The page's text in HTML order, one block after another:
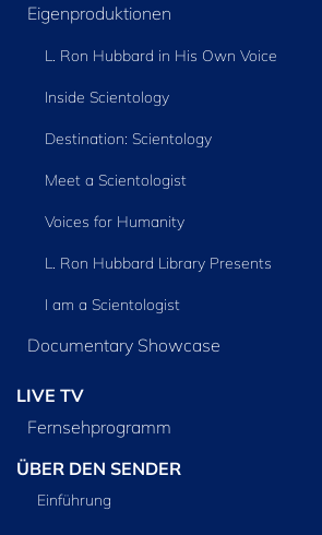
Eigenproduktionen
L. Ron Hubbard in His Own Voice
Inside Scientology
Destination: Scientology
Meet a Scientologist
Voices for Humanity
L. Ron Hubbard Library Presents
I am a Scientologist
Documentary Showcase
LIVE TV
Fernsehprogramm
ÜBER DEN SENDER
Einführung